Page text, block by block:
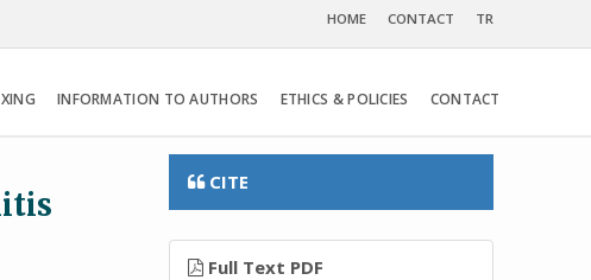
HOME CONTACT TR
INFORMATION TO AUTHORS ETHICS & POLICIES CONTACT
CITE
Full Text PDF